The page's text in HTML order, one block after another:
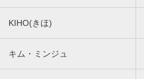
KIHO(きほ)
キム・ミンジュ